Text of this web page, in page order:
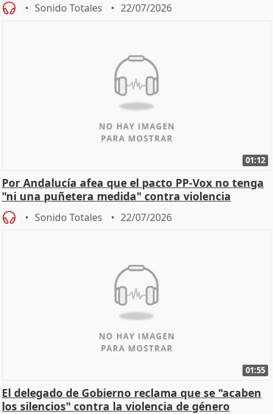
Sonido Totales 22/07/2026
01:12
Por Andalucía afea que el pacto PP-Vox no tenga
"ni una puñetera medida" contra violencia
machista
Sonido Totales 22/07/2026
01:55
El delegado de Gobierno reclama que se "acaben
los silencios" contra la violencia de género